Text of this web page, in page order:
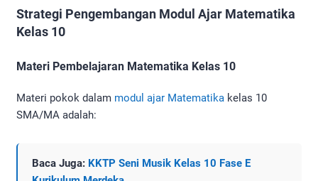
Strategi Pengembangan Modul Ajar Matematika
Kelas 10
Materi Pembelajaran Matematika Kelas 10
Materi pokok dalam modul ajar Matematika kelas 10
SMA/MA adalah:
Baca Juga: KKTP Seni Musik Kelas 10 Fase E